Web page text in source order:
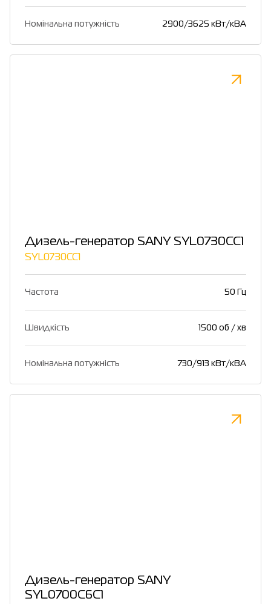
Номінальна потужність 2900/3625 кВт/кВА
Дизель-генератор SANY SYL0730CC1
SYL0730CC1
Частота 50 Гц
Швидкість 1500 об / хв
Номінальна потужність 730/913 кВт/кВА
Дизель-генератор SANY
SYL0700C6C1